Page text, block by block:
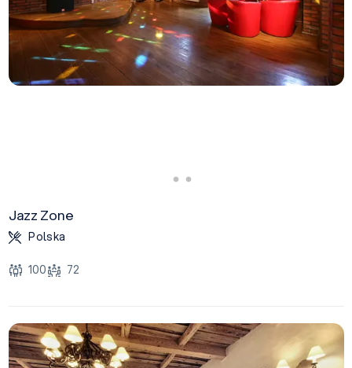
Jazz Zone
Polska
100 72